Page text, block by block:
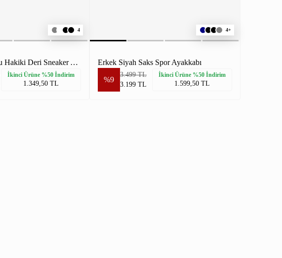
4
Erkek Siyah Ekru Hakiki Deri Sneaker Ayakkabı
İkinci Ürüne %50 İndirim
1.349,50 TL
4+
Erkek Siyah Saks Spor Ayakkabı
%9
3.499 TL
3.199 TL
İkinci Ürüne %50 İndirim
1.599,50 TL